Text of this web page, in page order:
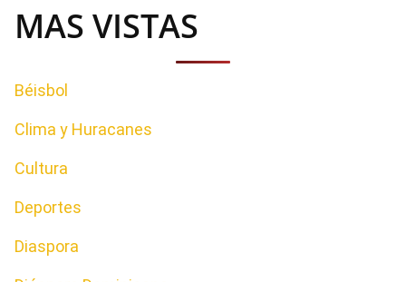
MAS VISTAS
Béisbol
Clima y Huracanes
Cultura
Deportes
Diaspora